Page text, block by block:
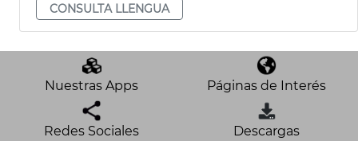
CONSULTA LLENGUA
Nuestras Apps Páginas de Interés
Redes Sociales Descargas